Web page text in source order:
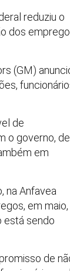
reduziu o
dos
(GM)
de
o governo, de
em
na Anfavea
em maio,
está sendo
de